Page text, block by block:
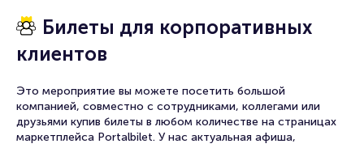
Билеты для корпоративных
клиентов
Это мероприятие вы можете посетить большой
компанией, совместно с сотрудниками, коллегами или
друзьями купив билеты в любом количестве на страницах
маркетплейса Portalbilet. У нас актуальная афиша,